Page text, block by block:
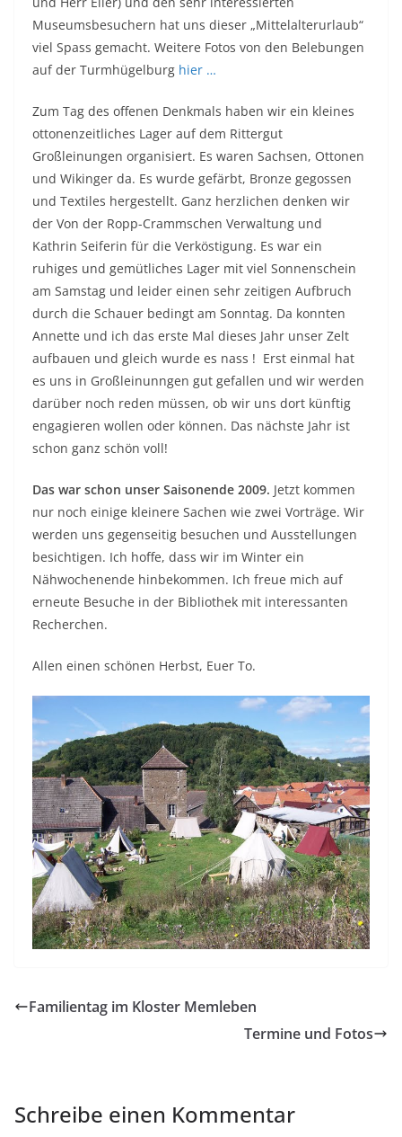
Museumsbesuchern hat uns dieser „Mittelalterurlaub“
viel Spass gemacht. Weitere Fotos von den Belebungen
auf der Turmhügelburg hier …
Zum Tag des offenen Denkmals haben wir ein kleines
ottonenzeitliches Lager auf dem Rittergut
Großleinungen organisiert. Es waren Sachsen, Ottonen
und Wikinger da. Es wurde gefärbt, Bronze gegossen
und Textiles hergestellt. Ganz herzlichen denken wir
der Von der Ropp-Crammschen Verwaltung und
Kathrin Seiferin für die Verköstigung. Es war ein
ruhiges und gemütliches Lager mit viel Sonnenschein
am Samstag und leider einen sehr zeitigen Aufbruch
durch die Schauer bedingt am Sonntag. Da konnten
Annette und ich das erste Mal dieses Jahr unser Zelt
aufbauen und gleich wurde es nass ! Erst einmal hat
es uns in Großleinunngen gut gefallen und wir werden
darüber noch reden müssen, ob wir uns dort künftig
engagieren wollen oder können. Das nächste Jahr ist
schon ganz schön voll!
Das war schon unser Saisonende 2009. Jetzt kommen
nur noch einige kleinere Sachen wie zwei Vorträge. Wir
werden uns gegenseitig besuchen und Ausstellungen
besichtigen. Ich hoffe, dass wir im Winter ein
Nähwochenende hinbekommen. Ich freue mich auf
erneute Besuche in der Bibliothek mit interessanten
Recherchen.
Allen einen schönen Herbst, Euer To.
Familientag im Kloster Memleben
Termine und Fotos
Schreibe einen Kommentar